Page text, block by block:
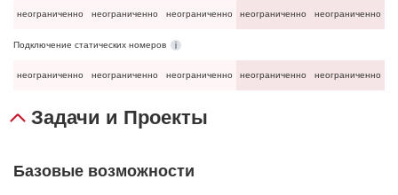
неограниченно неограниченно неограниченно неограниченно неограниченно
Подключение статических номеров
неограниченно неограниченно неограниченно неограниченно неограниченно
Задачи и Проекты
Базовые возможности